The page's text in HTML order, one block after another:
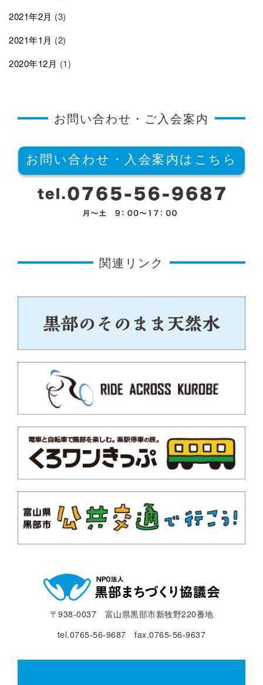
2021年2月 (3)
2021年1月 (2)
2020年12月 (1)
お問い合わせ・ご入会案内
お問い合わせ・入会案内はこちら
関連リンク
〒938-0037 富山県黒部市新牧野220番地
tel.0765-56-9687 fax.0765-56-9637